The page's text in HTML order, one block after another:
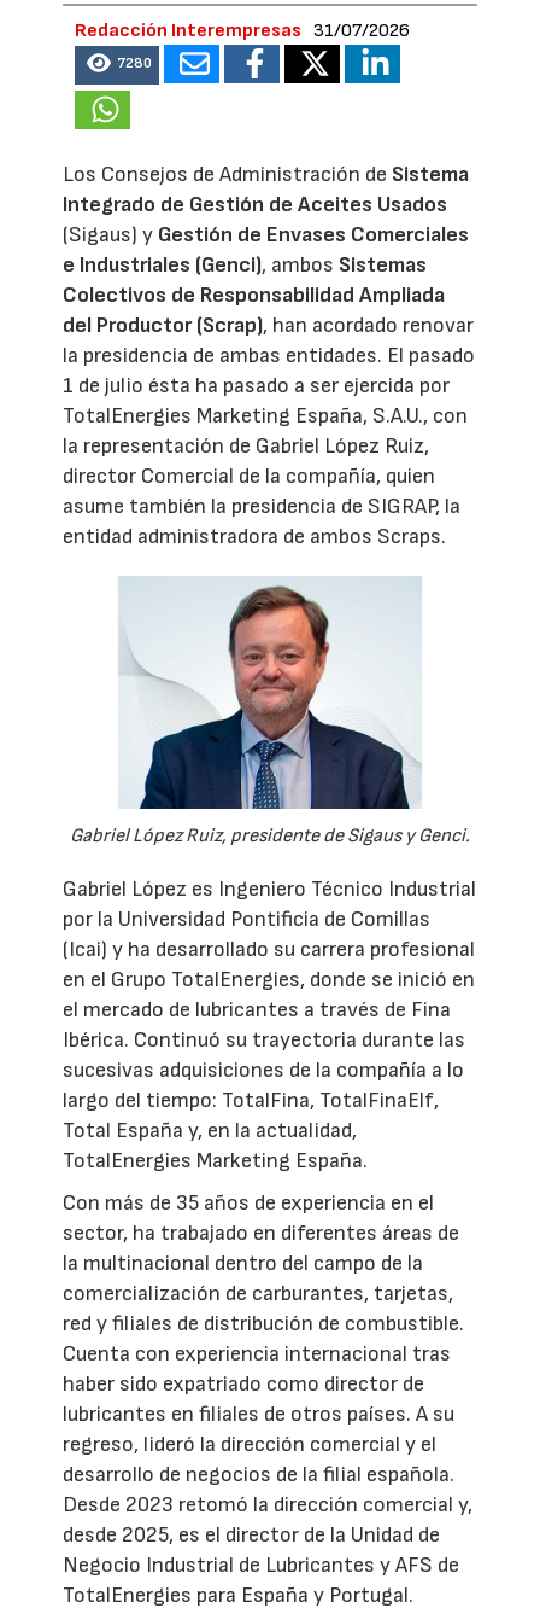
Redacción Interempresas 31/07/2026
7280
Los Consejos de Administración de Sistema
Integrado de Gestión de Aceites Usados
(Sigaus) y Gestión de Envases Comerciales
e Industriales (Genci), ambos Sistemas
Colectivos de Responsabilidad Ampliada
del Productor (Scrap), han acordado renovar
la presidencia de ambas entidades. El pasado
1 de julio ésta ha pasado a ser ejercida por
TotalEnergies Marketing España, S.A.U., con
la representación de Gabriel López Ruiz,
director Comercial de la compañía, quien
asume también la presidencia de SIGRAP, la
entidad administradora de ambos Scraps.
Gabriel López Ruiz, presidente de Sigaus y Genci.
Gabriel López es Ingeniero Técnico Industrial
por la Universidad Pontificia de Comillas
(Icai) y ha desarrollado su carrera profesional
en el Grupo TotalEnergies, donde se inició en
el mercado de lubricantes a través de Fina
Ibérica. Continuó su trayectoria durante las
sucesivas adquisiciones de la compañía a lo
largo del tiempo: TotalFina, TotalFinaElf,
Total España y, en la actualidad,
TotalEnergies Marketing España.
Con más de 35 años de experiencia en el
sector, ha trabajado en diferentes áreas de
la multinacional dentro del campo de la
comercialización de carburantes, tarjetas,
red y filiales de distribución de combustible.
Cuenta con experiencia internacional tras
haber sido expatriado como director de
lubricantes en filiales de otros países. A su
regreso, lideró la dirección comercial y el
desarrollo de negocios de la filial española.
Desde 2023 retomó la dirección comercial y,
desde 2025, es el director de la Unidad de
Negocio Industrial de Lubricantes y AFS de
TotalEnergies para España y Portugal.